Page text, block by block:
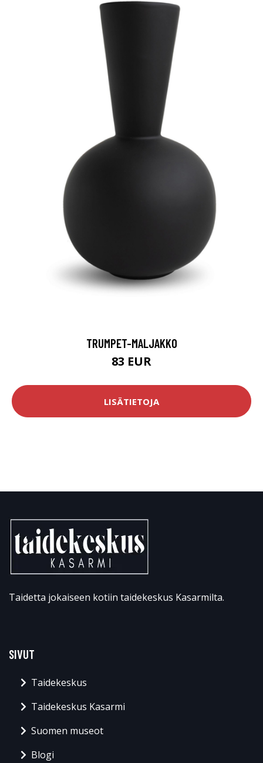
TRUMPET-MALJAKKO
83 EUR
LISÄTIETOJA
Taidetta jokaiseen kotiin taidekeskus Kasarmilta.
SIVUT
Taidekeskus
Taidekeskus Kasarmi
Suomen museot
Blogi